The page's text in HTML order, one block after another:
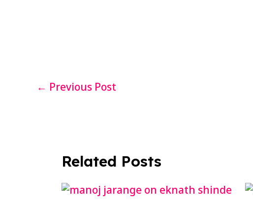
← Previous Post
Related Posts